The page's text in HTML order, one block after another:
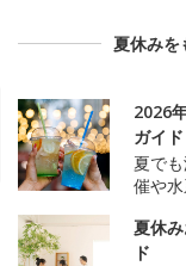
夏休みを
2026
ガイド
夏で
催や
夏休
ド